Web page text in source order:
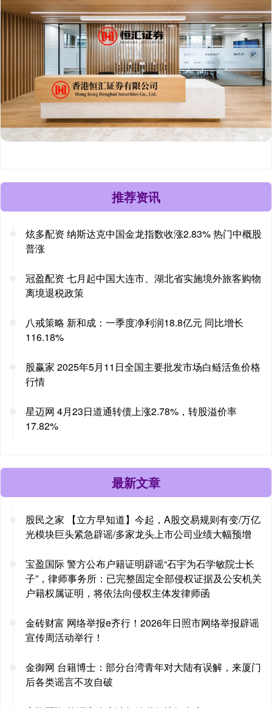
推荐资讯
炫多配资 纳斯达克中国金龙指数收涨2.83% 热门中概股
普涨
冠盈配资 七月起中国大连市、湖北省实施境外旅客购物
离境退税政策
八戒策略 新和成：一季度净利润18.8亿元 同比增长
116.18%
股赢家 2025年5月11日全国主要批发市场白鲢活鱼价格
行情
星迈网 4月23日道通转债上涨2.78%，转股溢价率
17.82%
最新文章
股民之家 【立方早知道】今起，A股交易规则有变/万亿
光模块巨头紧急辟谣/多家龙头上市公司业绩大幅预增
宝盈国际 警方公布户籍证明辟谣“石宇为石学敏院士长
子”，律师事务所：已完整固定全部侵权证据及公安机关
户籍权属证明，将依法向侵权主体发律师函
金砖财富 网络举报e齐行！2026年日照市网络举报辟谣
宣传周活动举行！
金御网 台籍博士：部分台湾青年对大陆有误解，来厦门
后各类谣言不攻自破